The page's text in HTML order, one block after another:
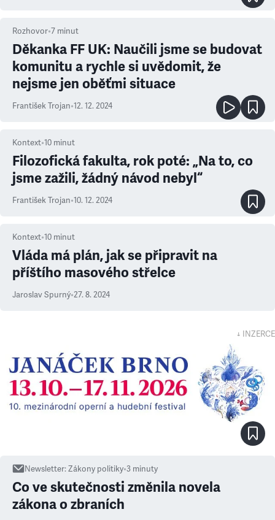
Rozhovor•7 minut
Děkanka FF UK: Naučili jsme se budovat
komunitu a rychle si uvědomit, že
nejsme jen oběťmi situace
František Trojan•12. 12. 2024
Kontext•10 minut
Filozofická fakulta, rok poté: „Na to, co
jsme zažili, žádný návod nebyl“
František Trojan•10. 12. 2024
Kontext•10 minut
Vláda má plán, jak se připravit na
příštího masového střelce
Jaroslav Spurný•27. 8. 2024
↓ INZERCE
Newsletter:Zákony politiky•3 minuty
Co ve skutečnosti změnila novela
zákona o zbraních